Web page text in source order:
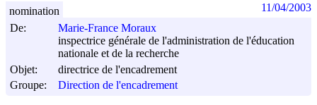
De:
Marie-France Moraux
inspectrice générale de l'administration de l'éducation
nationale et de la recherche
Objet:
directrice de l'encadrement
Groupe:
Direction de l'encadrement
nomination 11/04/2003